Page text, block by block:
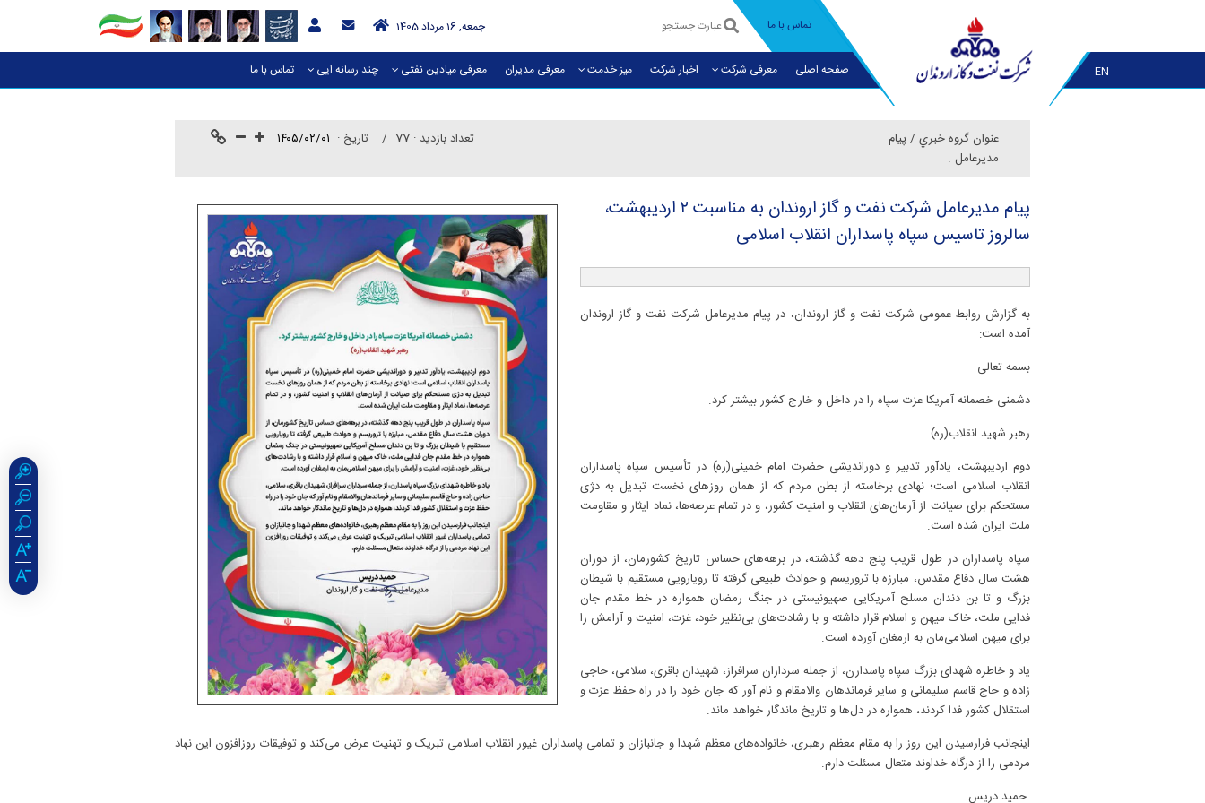
تماس با ما جمعه, 16 مرداد 1405
EN صفحه اصلی معرفی شرکت اخبار شرکت میز خدمت معرفی مديران معرفی میادین نفتی چند رسانه ایی تماس با ما
عنوان گروه خبري / پیام
مدیرعامل .
تاريخ : ۱۴۰۵/۰۲/۰۱ تعداد بازدید : 77
پیام مدیرعامل شركت نفت و گاز اروندان به مناسبت ۲ اردیبهشت،
سالروز تاسیس سپاه پاسداران انقلاب اسلامی
به گزارش روابط عمومی شرکت نفت و گاز اروندان، در پیام مدیرعامل شرکت نفت و گاز اروندان
آمده است:
بسمه تعالی
دشمنی خصمانه آمریکا عزت سپاه را در داخل و خارج کشور بیشتر کرد.
رهبر شهید انقلاب(ره)
دوم اردیبهشت، یادآور تدبیر و دوراندیشی حضرت امام خمینی(ره) در تأسیس سپاه پاسداران
انقلاب اسلامی است؛ نهادی برخاسته از بطن مردم که از همان روزهای نخست تبدیل به دژی
مستحکم برای صیانت از آرمان‌های انقلاب و امنیت کشور، و در تمام عرصه‌ها، نماد ایثار و مقاومت
ملت ایران شده است.
سپاه پاسداران در طول قریب پنج دهه گذشته، در برهه‌های حساس تاریخ کشورمان، از دوران
هشت سال دفاع مقدس، مبارزه با تروریسم و حوادث طبیعی گرفته تا رویارویی مستقیم با شیطان
بزرگ و تا بن دندان مسلح آمریکایی صهیونیستی در جنگ رمضان همواره در خط مقدم جان
فدایی ملت، خاک میهن و اسلام قرار داشته و با رشادت‌های بی‌نظیر خود، غزت، امنیت و آرامش را
برای میهن اسلامی‌مان به ارمغان آورده است.
یاد و خاطره شهدای بزرگ سپاه پاسدارن، از جمله سرداران سرافراز، شهیدان باقری، سلامی، حاجی
زاده و حاج قاسم سلیمانی و سایر فرماندهان والامقام و نام آور که جان خود را در راه حفظ عزت و
استقلال کشور فدا کردند، همواره در دل‌ها و تاریخ ماندگار خواهد ماند.
اینجانب فرارسیدن این روز را به مقام معظم رهبری، خانواده‌های معظم شهدا و جانبازان و تمامی پاسداران غیور انقلاب اسلامی تبریک و تهنیت عرض می‌کند و توفیقات روزافزون این نهاد
مردمی را از درگاه خداوند متعال مسئلت دارم.
حمید دریس